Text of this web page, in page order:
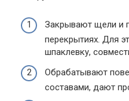
Закрывают щели и
перекрытиях. Для
шпаклевку,
Обрабатывают
составами, дают